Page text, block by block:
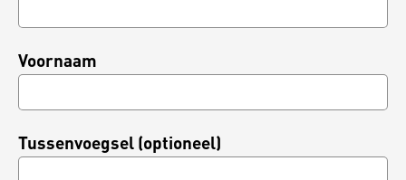
Voornaam
Tussenvoegsel (optioneel)